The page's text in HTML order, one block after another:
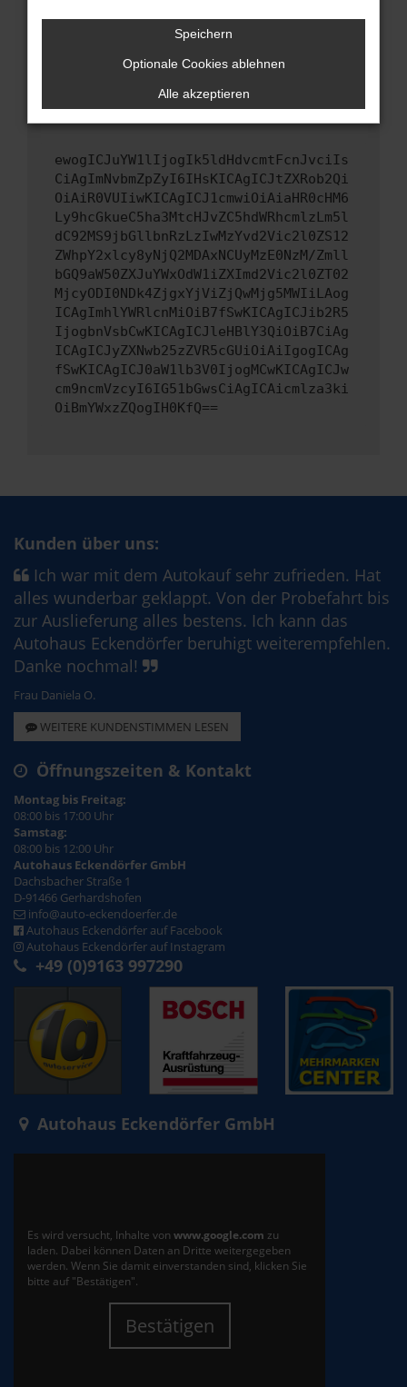
Wende dich an den Webseitenbetreiber.
Wenn du alle oben genannten Schritte versucht
hast, kontaktiere uns bitte. Wir werden
versuchen, das Problem zu beheben. Du kannst
uns diesen Text schicken, um uns bei der
ewogICJuYW1lIjogIk5ldHdvcmtFcnJvciIs
CiAgImNvbmZpZyI6IHsKICAgICJtZXRob2Qi
OiAiR0VUIiwKICAgICJ1cmwiOiAiaHR0cHM6
Ly9hcGkueC5ha3MtcHJvZC5hdWRhcmlzLm5l
dC92MS9jbGllbnRzLzIwMzYvd2Vic2l0ZS12
ZWhpY2xlcy8yNjQ2MDAxNCUyMzE0NzM/Zmll
bGQ9aW50ZXJuYWxOdW1iZXImd2Vic2l0ZT02
MjcyODI0NDk4ZjgxYjViZjQwMjg5MWIiLAog
ICAgImhlYWRlcnMiOiB7fSwKICAgICJib2R5
IjogbnVsbCwKICAgICJleHBlY3QiOiB7CiAg
ICAgICJyZXNwb25zZVR5cGUiOiAiIgogICAg
fSwKICAgICJ0aW1lb3V0IjogMCwKICAgICJw
cm9ncmVzcyI6IG51bGwsCiAgICAicmlza3ki
OiBmYWxzZQogIH0KfQ==
Kunden über uns:
Ich war mit dem Autokauf sehr zufrieden. Hat
alles wunderbar geklappt. Von der Probefahrt bis
zur Auslieferung alles bestens. Ich kann das
Autohaus Eckendörfer beruhigt weiterempfehlen.
Danke nochmal!
Frau Daniela O.
WEITERE KUNDENSTIMMEN LESEN
Öffnungszeiten & Kontakt
Montag bis Freitag:
08:00 bis 17:00 Uhr
Samstag:
08:00 bis 12:00 Uhr
Autohaus Eckendörfer GmbH
Dachsbacher Straße 1
D-91466 Gerhardshofen
info@auto-eckendoerfer.de
Autohaus Eckendörfer auf Facebook
Autohaus Eckendörfer auf Instagram
+49 (0)9163 997290
Autohaus Eckendörfer GmbH
Es wird versucht, Inhalte von www.google.com zu
laden. Dabei können Daten an Dritte weitergegeben
werden. Wenn Sie damit einverstanden sind, klicken Sie
bitte auf "Bestätigen".
Bestätigen
Speichern
Optionale Cookies ablehnen
Alle akzeptieren